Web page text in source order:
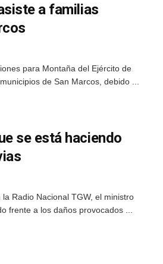
a familias
para Montaña del Ejército de
de San Marcos, debido ...
se está haciendo
Radio Nacional TGW, el ministro
frente a los daños provocados ...